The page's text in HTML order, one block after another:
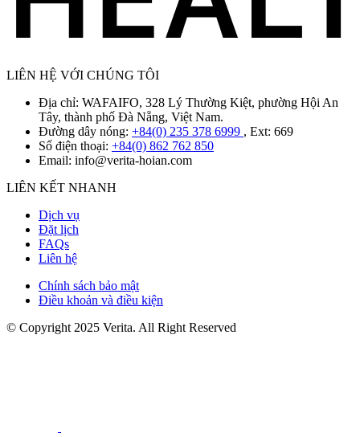
LIÊN HỆ VỚI CHÚNG TÔI
Địa chỉ: WAFAIFO, 328 Lý Thường Kiệt, phường Hội An
Tây, thành phố Đà Nẵng, Việt Nam.
Đường dây nóng: +84(0) 235 378 6999 , Ext: 669
Số điện thoại: +84(0) 862 762 850
Email: info@verita-hoian.com
LIÊN KẾT NHANH
Dịch vụ
Đặt lịch
FAQs
Liên hệ
Chính sách bảo mật
Điều khoản và điều kiện
© Copyright 2025 Verita. All Right Reserved